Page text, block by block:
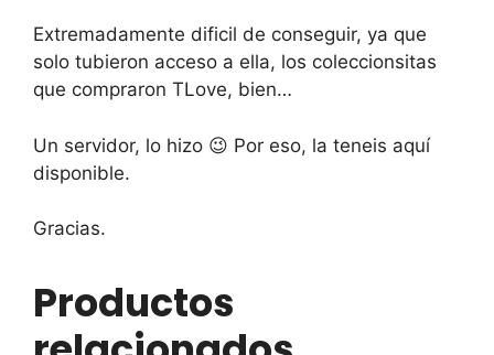
Extremadamente dificil de conseguir, ya que
solo tubieron acceso a ella, los coleccionsitas
que compraron TLove, bien…
Un servidor, lo hizo 😉 Por eso, la teneis aquí
disponible.
Gracias.
Productos